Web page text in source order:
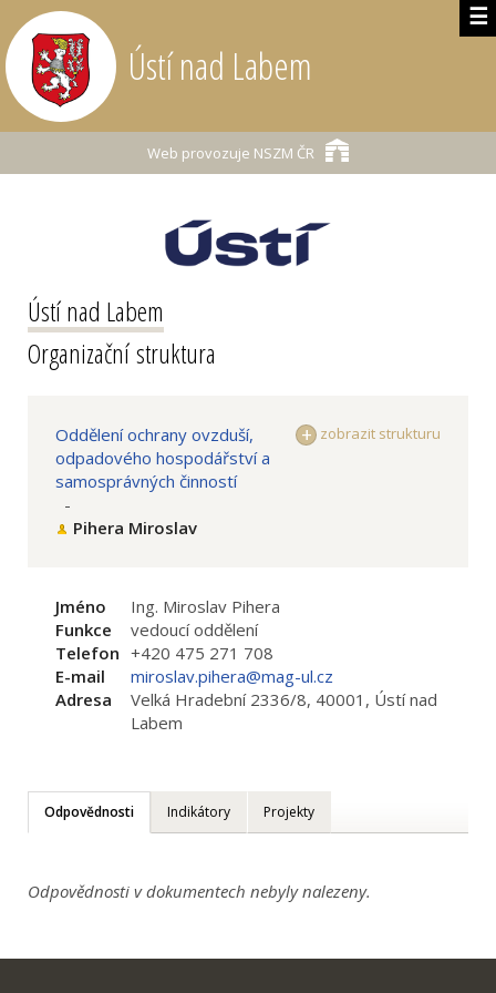
☰
Ústí nad Labem
Web provozuje NSZM ČR
Ústí nad Labem
Organizační struktura
zobrazit strukturu
Oddělení ochrany ovzduší,
odpadového hospodářství a
samosprávných činností
-
Pihera Miroslav
Jméno
Ing. Miroslav Pihera
Funkce
vedoucí oddělení
Telefon +420 475 271 708
E-mail
miroslav.pihera@mag-ul.cz
Adresa
Velká Hradební 2336/8, 40001, Ústí nad
Labem
Odpovědnosti Indikátory Projekty
Odpovědnosti v dokumentech nebyly nalezeny.